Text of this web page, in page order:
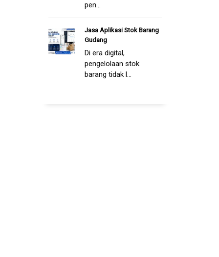
pen...
Jasa Aplikasi Stok Barang
Gudang
Di era digital,
pengelolaan stok
barang tidak l...